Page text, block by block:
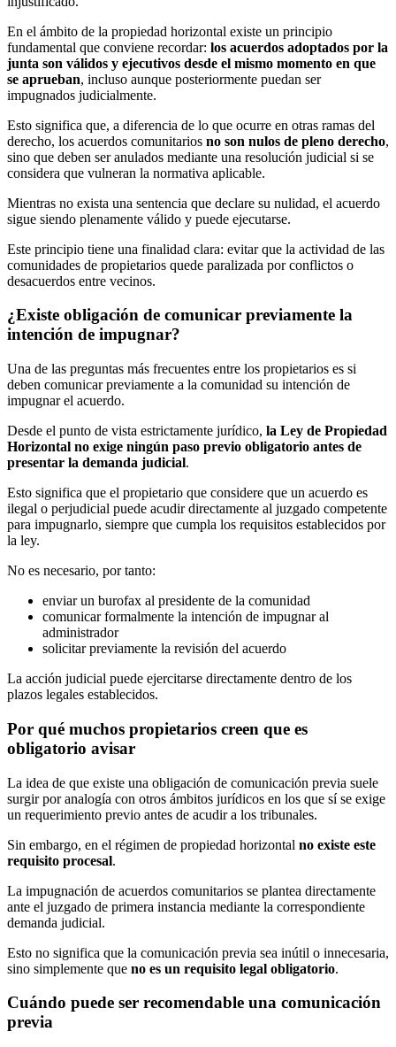
En el ámbito de la propiedad horizontal existe un principio
fundamental que conviene recordar: los acuerdos adoptados por la
junta son válidos y ejecutivos desde el mismo momento en que
se aprueban, incluso aunque posteriormente puedan ser
impugnados judicialmente.
Esto significa que, a diferencia de lo que ocurre en otras ramas del
derecho, los acuerdos comunitarios no son nulos de pleno derecho,
sino que deben ser anulados mediante una resolución judicial si se
considera que vulneran la normativa aplicable.
Mientras no exista una sentencia que declare su nulidad, el acuerdo
sigue siendo plenamente válido y puede ejecutarse.
Este principio tiene una finalidad clara: evitar que la actividad de las
comunidades de propietarios quede paralizada por conflictos o
desacuerdos entre vecinos.
¿Existe obligación de comunicar previamente la
intención de impugnar?
Una de las preguntas más frecuentes entre los propietarios es si
deben comunicar previamente a la comunidad su intención de
impugnar el acuerdo.
Desde el punto de vista estrictamente jurídico, la Ley de Propiedad
Horizontal no exige ningún paso previo obligatorio antes de
presentar la demanda judicial.
Esto significa que el propietario que considere que un acuerdo es
ilegal o perjudicial puede acudir directamente al juzgado competente
para impugnarlo, siempre que cumpla los requisitos establecidos por
la ley.
No es necesario, por tanto:
enviar un burofax al presidente de la comunidad
comunicar formalmente la intención de impugnar al
administrador
solicitar previamente la revisión del acuerdo
La acción judicial puede ejercitarse directamente dentro de los
plazos legales establecidos.
Por qué muchos propietarios creen que es
obligatorio avisar
La idea de que existe una obligación de comunicación previa suele
surgir por analogía con otros ámbitos jurídicos en los que sí se exige
un requerimiento previo antes de acudir a los tribunales.
Sin embargo, en el régimen de propiedad horizontal no existe este
requisito procesal.
La impugnación de acuerdos comunitarios se plantea directamente
ante el juzgado de primera instancia mediante la correspondiente
demanda judicial.
Esto no significa que la comunicación previa sea inútil o innecesaria,
sino simplemente que no es un requisito legal obligatorio.
Cuándo puede ser recomendable una comunicación
previa